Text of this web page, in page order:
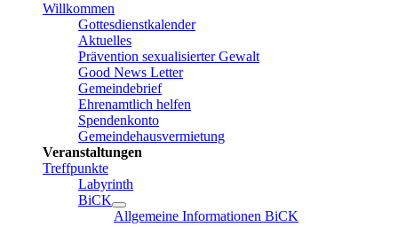
Willkommen
Gottesdienstkalender
Aktuelles
Prävention sexualisierter Gewalt
Good News Letter
Gemeindebrief
Ehrenamtlich helfen
Spendenkonto
Gemeindehausvermietung
Veranstaltungen
Treffpunkte
Labyrinth
BiCK
Allgemeine Informationen BiCK